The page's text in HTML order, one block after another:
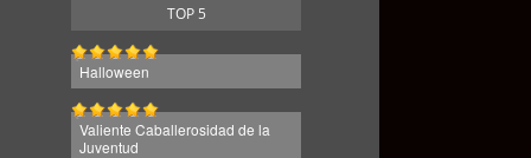
TOP 5
Halloween
Valiente Caballerosidad de la
Juventud